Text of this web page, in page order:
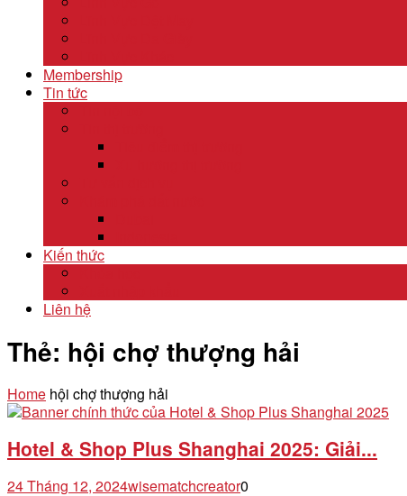
Membership
Tin tức
Kiến thức
Liên hệ
Thẻ: hội chợ thượng hải
Home hội chợ thượng hải
Hotel & Shop Plus Shanghai 2025: Giải...
24 Tháng 12, 2024wisematchcreator0